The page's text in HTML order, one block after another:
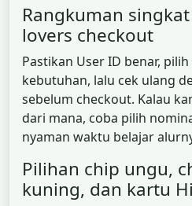
Rangkuman
lovers checkout
Pastikan User ID benar,
kebutuhan, lalu cek ulang
sebelum checkout. Kalau
dari mana, coba pilih
nyaman waktu belajar
Pilihan chip ungu,
kuning, dan kartu